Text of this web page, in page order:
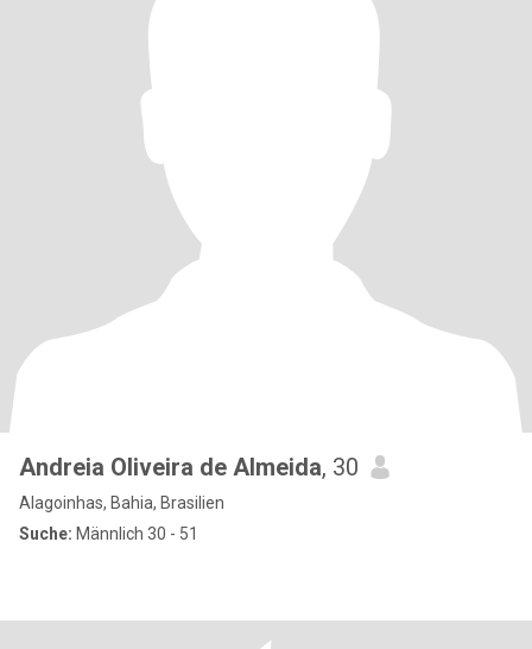
Andreia Oliveira de Almeida, 30
Alagoinhas, Bahia, Brasilien
Suche: Männlich 30 - 51